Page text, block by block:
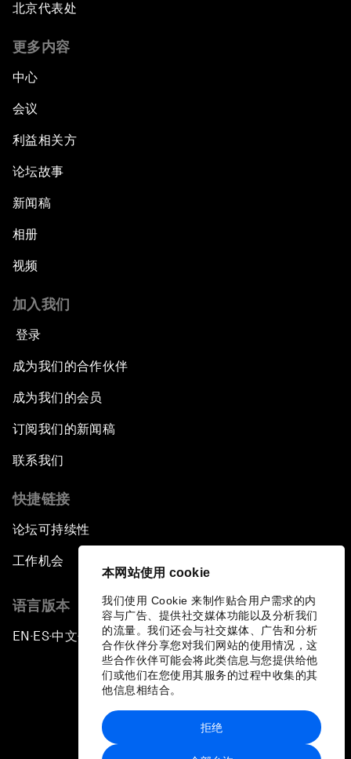
本网站使用 cookie
我们使用 Cookie 来制作贴合用户需求的内
容与广告、提供社交媒体功能以及分析我们
的流量。我们还会与社交媒体、广告和分析
合作伙伴分享您对我们网站的使用情况，这
些合作伙伴可能会将此类信息与您提供给他
们或他们在您使用其服务的过程中收集的其
他信息相结合。
拒绝
北京代表处
更多内容
中心
会议
利益相关方
论坛故事
新闻稿
相册
视频
加入我们
登录
成为我们的合作伙伴
成为我们的会员
订阅我们的新闻稿
联系我们
快捷链接
论坛可持续性
工作机会
语言版本
EN ▪ES▪中文▪ 日本語